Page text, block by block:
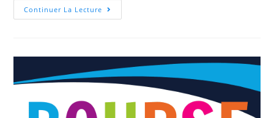
Continuer La Lecture